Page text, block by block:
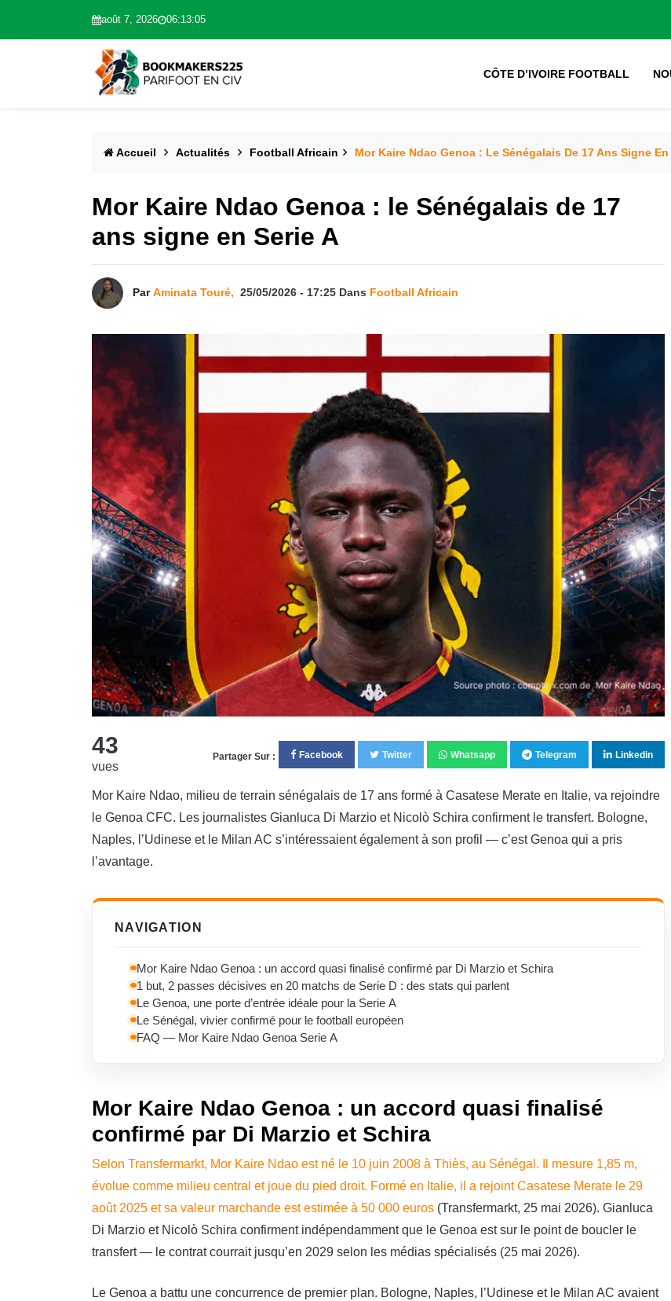
août 7, 2026 06:13:06
CÔTE D’IVOIRE FOOTBALL
Accueil Actualités Football Africain Mor Kaire Ndao Genoa : Le Sénégalais De 17 Ans Signe En
Mor Kaire Ndao Genoa : le Sénégalais de 17
ans signe en Serie A
Par Aminata Touré, 25/05/2026 - 17:25 Dans Football Africain
43
vues
Partager Sur : Facebook Twitter Whatsapp Telegram Linkedin
Mor Kaire Ndao, milieu de terrain sénégalais de 17 ans formé à Casatese Merate en Italie, va rejoindre
le Genoa CFC. Les journalistes Gianluca Di Marzio et Nicolò Schira confirment le transfert. Bologne,
Naples, l’Udinese et le Milan AC s’intéressaient également à son profil — c’est Genoa qui a pris
l’avantage.
NAVIGATION
Mor Kaire Ndao Genoa : un accord quasi finalisé confirmé par Di Marzio et Schira
1 but, 2 passes décisives en 20 matchs de Serie D : des stats qui parlent
Le Genoa, une porte d’entrée idéale pour la Serie A
Le Sénégal, vivier confirmé pour le football européen
FAQ — Mor Kaire Ndao Genoa Serie A
Mor Kaire Ndao Genoa : un accord quasi finalisé
confirmé par Di Marzio et Schira
Selon Transfermarkt, Mor Kaire Ndao est né le 10 juin 2008 à Thiès, au Sénégal. Il mesure 1,85 m,
évolue comme milieu central et joue du pied droit. Formé en Italie, il a rejoint Casatese Merate le 29
août 2025 et sa valeur marchande est estimée à 50 000 euros (Transfermarkt, 25 mai 2026). Gianluca
Di Marzio et Nicolò Schira confirment indépendamment que le Genoa est sur le point de boucler le
transfert — le contrat courrait jusqu’en 2029 selon les médias spécialisés (25 mai 2026).
Le Genoa a battu une concurrence de premier plan. Bologne, Naples, l’Udinese et le Milan AC avaient